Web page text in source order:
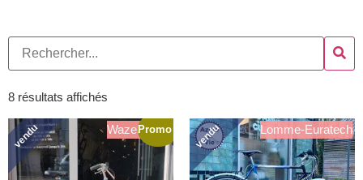
8 résultats affichés
Wazemmes
vendu Promo ! Lomme-Euratech
vendu